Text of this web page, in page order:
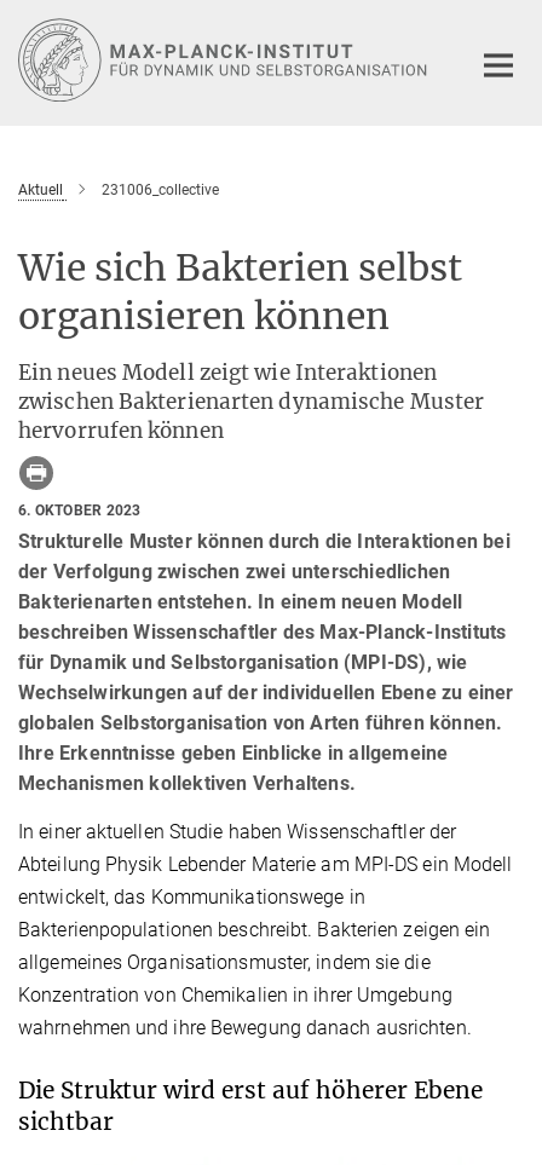
Hauptinhalt
Aktuell 231006_collective
Wie sich Bakterien selbst
organisieren können
Ein neues Modell zeigt wie Interaktionen
zwischen Bakterienarten dynamische Muster
hervorrufen können
6. OKTOBER 2023
Strukturelle Muster können durch die Interaktionen bei
der Verfolgung zwischen zwei unterschiedlichen
Bakterienarten entstehen. In einem neuen Modell
beschreiben Wissenschaftler des Max-Planck-Instituts
für Dynamik und Selbstorganisation (MPI-DS), wie
Wechselwirkungen auf der individuellen Ebene zu einer
globalen Selbstorganisation von Arten führen können.
Ihre Erkenntnisse geben Einblicke in allgemeine
Mechanismen kollektiven Verhaltens.
In einer aktuellen Studie haben Wissenschaftler der
Abteilung Physik Lebender Materie am MPI-DS ein Modell
entwickelt, das Kommunikationswege in
Bakterienpopulationen beschreibt. Bakterien zeigen ein
allgemeines Organisationsmuster, indem sie die
Konzentration von Chemikalien in ihrer Umgebung
wahrnehmen und ihre Bewegung danach ausrichten.
Die Struktur wird erst auf höherer Ebene
sichtbar